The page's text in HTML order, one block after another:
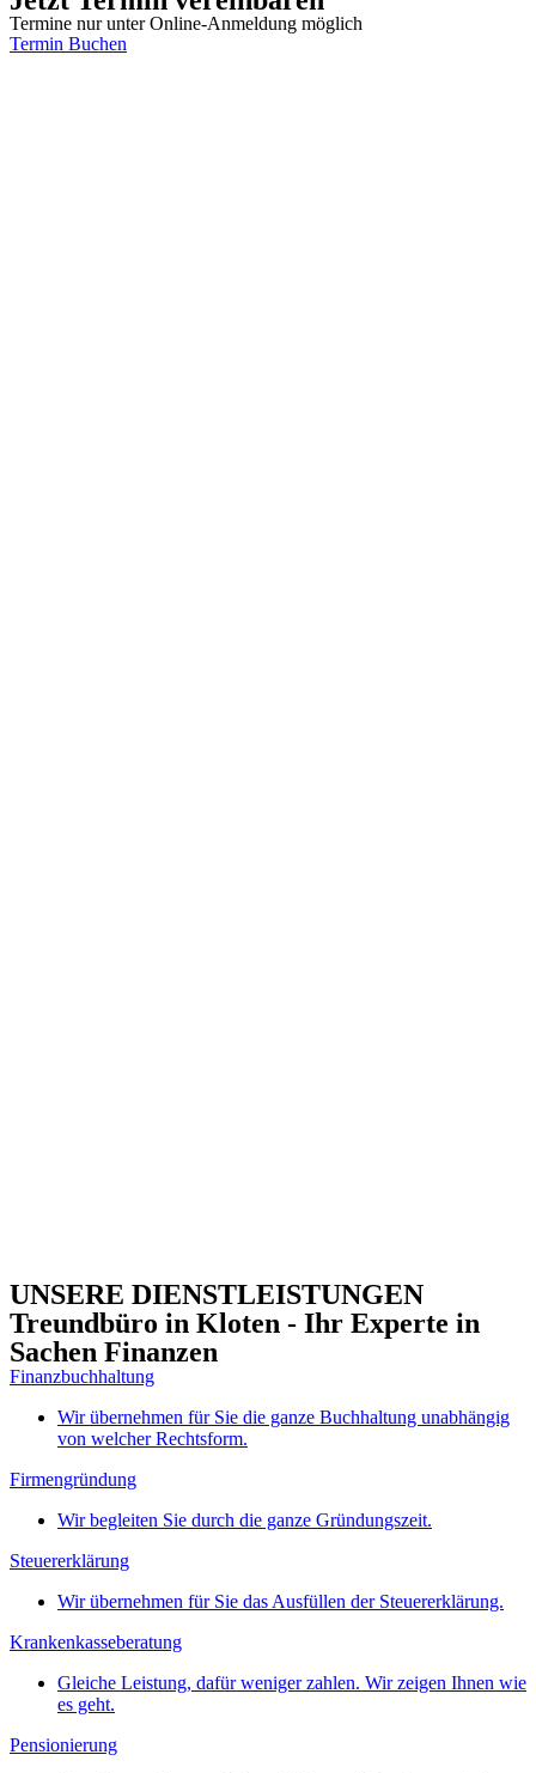
Termine nur unter Online-Anmeldung möglich
Termin Buchen
UNSERE DIENSTLEISTUNGEN
Treundbüro in Kloten - Ihr Experte in
Sachen Finanzen
Finanzbuchhaltung
Wir übernehmen für Sie die ganze Buchhaltung unabhängig
von welcher Rechtsform.
Firmengründung
Wir begleiten Sie durch die ganze Gründungszeit.
Steuererklärung
Wir übernehmen für Sie das Ausfüllen der Steuererklärung.
Krankenkasseberatung
Gleiche Leistung, dafür weniger zahlen. Wir zeigen Ihnen wie
es geht.
Pensionierung